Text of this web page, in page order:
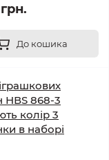
До кошика
НВS 868-3
колір 3
в наборі